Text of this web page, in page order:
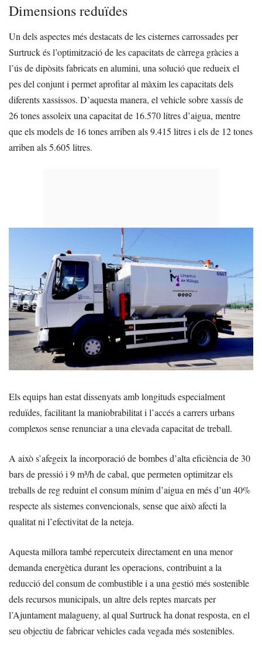
Dimensions reduïdes
Un dels aspectes més destacats de les cisternes carrossades per
Surtruck és l’optimització de les capacitats de càrrega gràcies a
l’ús de dipòsits fabricats en alumini, una solució que redueix el
pes del conjunt i permet aprofitar al màxim les capacitats dels
diferents xassissos. D’aquesta manera, el vehicle sobre xassís de
26 tones assoleix una capacitat de 16.570 litres d’aigua, mentre
que els models de 16 tones arriben als 9.415 litres i els de 12 tones
arriben als 5.605 litres.
Els equips han estat dissenyats amb longituds especialment
reduïdes, facilitant la maniobrabilitat i l’accés a carrers urbans
complexos sense renunciar a una elevada capacitat de treball.
A això s’afegeix la incorporació de bombes d’alta eficiència de 30
bars de pressió i 9 m³/h de cabal, que permeten optimitzar els
treballs de reg reduint el consum mínim d’aigua en més d’un 40%
respecte als sistemes convencionals, sense que això afecti la
qualitat ni l’efectivitat de la neteja.
Aquesta millora també repercuteix directament en una menor
demanda energètica durant les operacions, contribuint a la
reducció del consum de combustible i a una gestió més sostenible
dels recursos municipals, un altre dels reptes marcats per
l’Ajuntament malagueny, al qual Surtruck ha donat resposta, en el
seu objectiu de fabricar vehicles cada vegada més sostenibles.